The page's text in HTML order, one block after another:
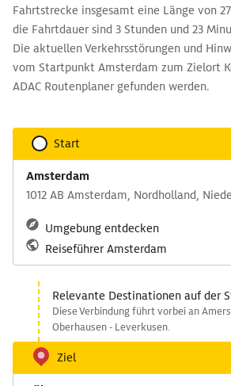
Fahrtstrecke insgesamt eine Länge von
die Fahrtdauer sind 3 Stunden und 23
Die aktuellen Verkehrsstörungen und
vom Startpunkt Amsterdam zum Zielort
ADAC Routenplaner gefunden werden.
Start
Amsterdam
1012 AB Amsterdam, Nordholland,
Umgebung entdecken
Reiseführer Amsterdam
Relevante Destinationen auf der
Diese Verbindung führt vorbei an
Oberhausen - Leverkusen.
Ziel